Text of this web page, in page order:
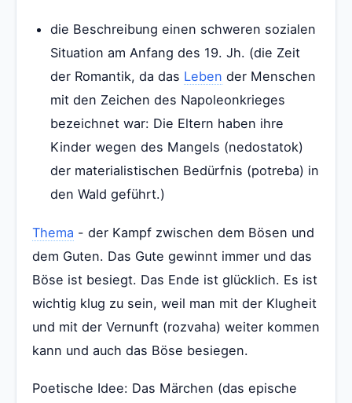
die Beschreibung einen schweren sozialen
Situation am Anfang des 19. Jh. (die Zeit
der Romantik, da das Leben der Menschen
mit den Zeichen des Napoleonkrieges
bezeichnet war: Die Eltern haben ihre
Kinder wegen des Mangels (nedostatok)
der materialistischen Bedürfnis (potreba) in
den Wald geführt.)
Thema - der Kampf zwischen dem Bösen und
dem Guten. Das Gute gewinnt immer und das
Böse ist besiegt. Das Ende ist glücklich. Es ist
wichtig klug zu sein, weil man mit der Klugheit
und mit der Vernunft (rozvaha) weiter kommen
kann und auch das Böse besiegen.
Poetische Idee: Das Märchen (das epische